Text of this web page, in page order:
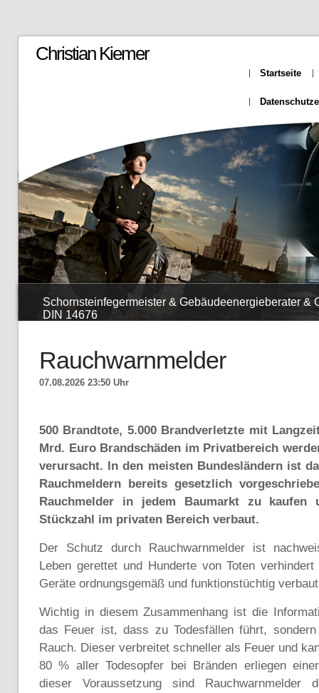
Schornsteinfegermeister & Gebäudeenergieberater
DIN 14676
Christian Kiemer
Startseite
Rauchwarnmelder
07.08.2026 23:50 Uhr
500 Brandtote, 5.000 Brandverletzte mit
Mrd. Euro Brandschäden im Privatbereich
verursacht. In den meisten Bundesländern ist
Rauchmeldern bereits gesetzlich
Rauchmelder in jedem Baumarkt zu
Stückzahl im privaten Bereich verbaut.
Der Schutz durch Rauchwarnmelder ist
Leben gerettet und Hunderte von Toten
Geräte ordnungsgemäß und funktionstüchtig
Wichtig in diesem Zusammenhang ist die
das Feuer ist, dass zu Todesfällen führt,
Rauch. Dieser verbreitet schneller als Feuer und
80 % aller Todesopfer bei Bränden erliegen
dieser Voraussetzung sind Rauchwarnmelder